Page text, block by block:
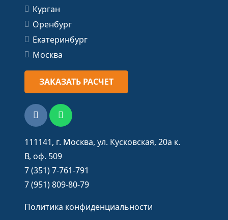
Курган
Оренбург
Екатеринбург
Москва
ЗАКАЗАТЬ РАСЧЕТ
111141, г. Москва, ул.​ Кусковская, 20а к.
В, оф. 509
7 (351) 7-761-791
7 (951) 809-80-79
Политика конфиденциальности